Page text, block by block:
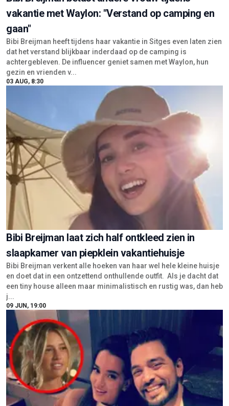
vakantie met Waylon: "Verstand op camping en
gaan"
Bibi Breijman heeft tijdens haar vakantie in Sitges even laten zien
dat het verstand blijkbaar inderdaad op de camping is
achtergebleven. De influencer geniet samen met Waylon, hun
gezin en vrienden v...
03 AUG, 8:30
Bibi Breijman laat zich half ontkleed zien in
slaapkamer van piepklein vakantiehuisje
Bibi Breijman verkent alle hoeken van haar wel hele kleine huisje
en doet dat in een ontzettend onthullende outfit. Als je dacht dat
een tiny house alleen maar minimalistisch en rustig was, dan heb
j...
09 JUN, 19:00